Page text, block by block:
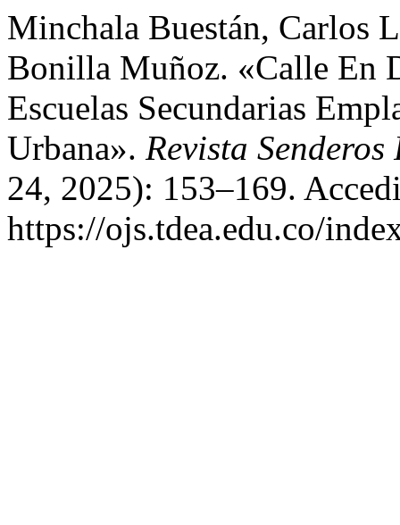
Minchala Buestán, Carlos
Bonilla Muñoz. «Calle En
Escuelas Secundarias
Urbana». Revista
24, 2025): 153–169.
https://ojs.tdea.edu.co/